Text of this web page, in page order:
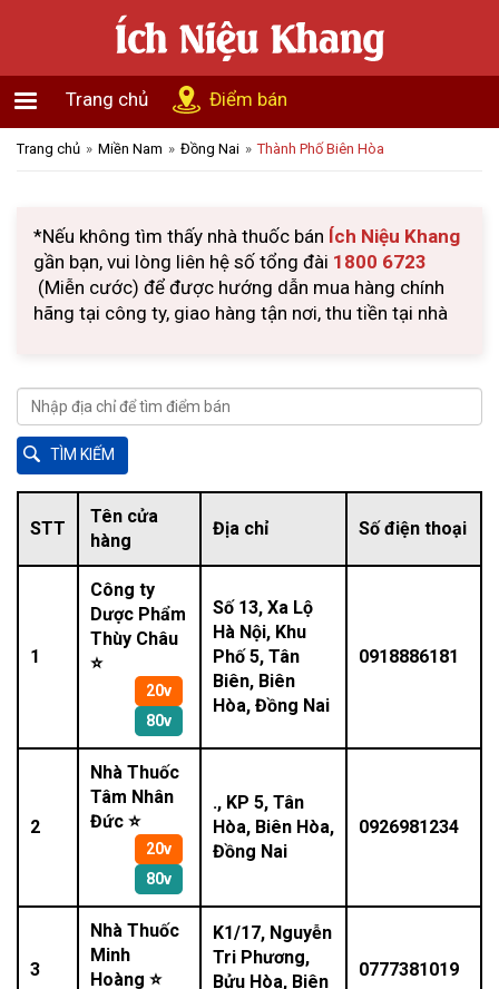
Trang chủ Điểm bán
Trang chủ Miền Nam Đồng Nai Thành Phố Biên Hòa
*Nếu không tìm thấy nhà thuốc bán Ích Niệu Khang
gần bạn, vui lòng liên hệ số tổng đài 1800 6723
(Miễn cước) để được hướng dẫn mua hàng chính
hãng tại công ty, giao hàng tận nơi, thu tiền tại nhà
STT
Tên cửa
hàng
Địa chỉ Số điện thoại
1
Công ty
Dược Phẩm
Thùy Châu
⭐
20v
80v
Số 13, Xa Lộ
Hà Nội, Khu
Phố 5, Tân
Biên, Biên
Hòa, Đồng Nai
0918886181
2
Nhà Thuốc
Tâm Nhân
Đức ⭐
20v
80v
., KP 5, Tân
Hòa, Biên Hòa,
Đồng Nai
0926981234
3
Nhà Thuốc
Minh
Hoàng ⭐
K1/17, Nguyễn
Tri Phương,
Bửu Hòa, Biên
0777381019